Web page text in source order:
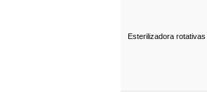
Esterilizadora rotativas